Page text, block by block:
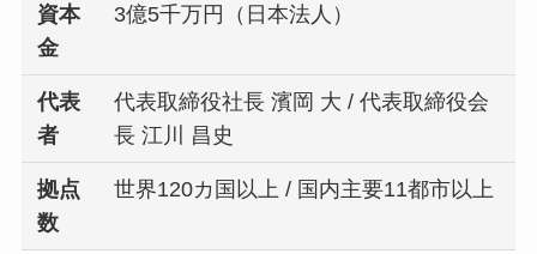
資本
金
3億5千万円（日本法人）
代表
者
代表取締役社長 濱岡 大 / 代表取締役会
長 江川 昌史
拠点
数
世界120カ国以上 / 国内主要11都市以上